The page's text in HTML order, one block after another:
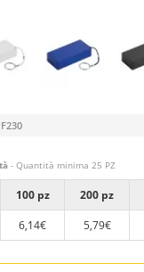
- Quantità minima 25 PZ
100 pz 200 pz
6,14€ 5,79€